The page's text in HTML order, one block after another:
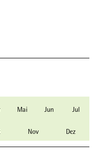
Mai Jun Jul
Nov Dez